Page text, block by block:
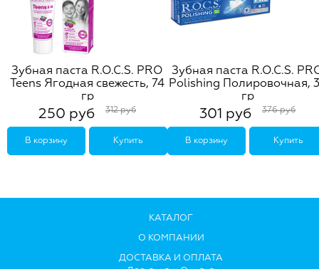
Зубная паста R.O.C.S. PRO
Teens Ягодная свежесть, 74
гр
250 руб 312 руб
В корзину Купить
Зубная паста R.O.C.S.
Polishing Полировочная,
гр
301 руб 376 руб
В корзину Купить
КАТАЛОГ
О КОМПАНИИ
ДОСТАВКА И ОПЛАТА